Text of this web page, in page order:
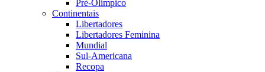
Pré-Olímpico
Continentais
Libertadores
Libertadores Feminina
Mundial
Sul-Americana
Recopa